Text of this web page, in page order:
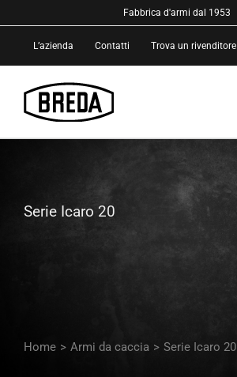
al
contenuto
Fabbrica d'armi dal 1953
L’azienda Contatti Trova un rivenditore
Serie Icaro 20
Home > Armi da caccia > Serie Icaro 20